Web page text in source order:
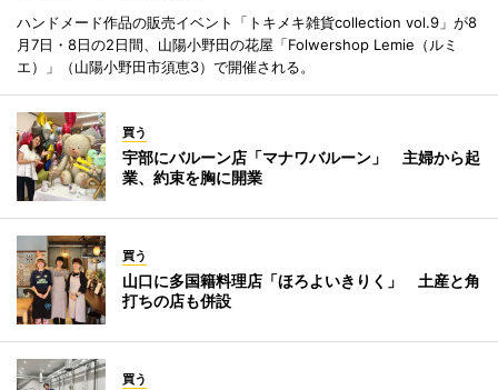
ハンドメード作品の販売イベント「トキメキ雑貨collection vol.9」が8
月7日・8日の2日間、山陽小野田の花屋「Folwershop Lemie（ルミ
エ）」（山陽小野田市須恵3）で開催される。
買う
宇部にバルーン店「マナワバルーン」 主婦から起
業、約束を胸に開業
買う
山口に多国籍料理店「ほろよいきりく」 土産と角
打ちの店も併設
買う